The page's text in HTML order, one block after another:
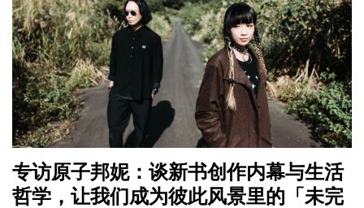
专访原子邦妮：谈新书创作内幕与生活
哲学，让我们成为彼此风景里的「未完